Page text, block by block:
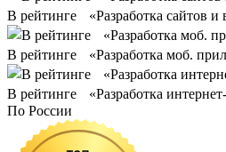
В рейтинге «Разработка сайтов и
В рейтинге «Разработка моб.
В рейтинге «Разработка
По России